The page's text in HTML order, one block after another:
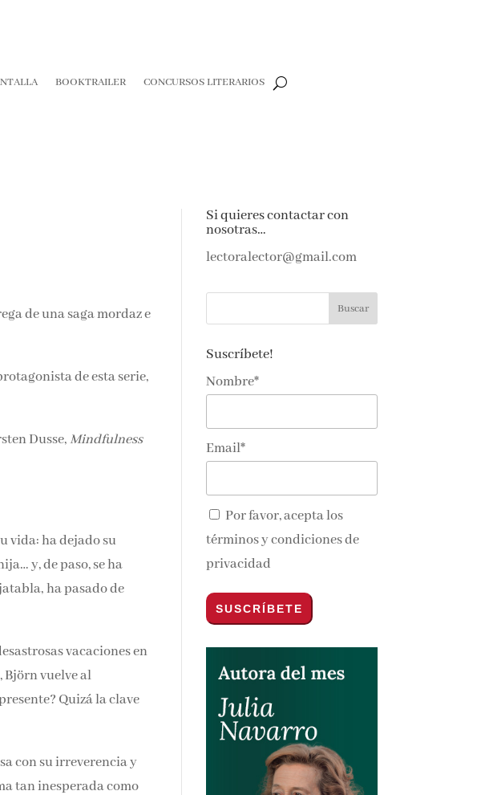
BOOKTRAILER CONCURSOS LITERARIOS
de una saga mordaz
de esta
Dusse,Mindfulness
vida: ha dejado su
y, de paso, se ha
ha pasado de
vacaciones en
vuelve al
Quizá la clave
con su irreverencia y
tan inesperada como
Si quieres contactar con
nosotras…
lectoralector@gmail.com
Suscríbete!
Nombre*
Email*
Por favor, acepta los
términos y condiciones de
privacidad
favor, acepta los
términos y
de privacidad